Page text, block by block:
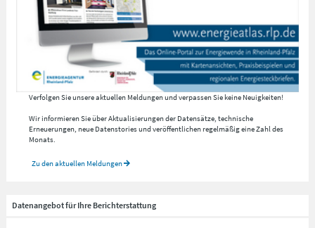
Verfolgen Sie unsere aktuellen Meldungen und verpassen Sie keine Neuigkeiten!
Wir informieren Sie über Aktualisierungen der Datensätze, technische
Erneuerungen, neue Datenstories und veröffentlichen regelmäßig eine Zahl des
Monats.
Zu den aktuellen Meldungen
Datenangebot für Ihre Berichterstattung